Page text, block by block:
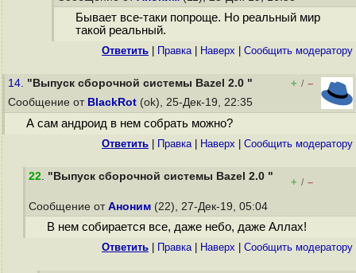
Бывает все-таки попроще. Но реальный мир
такой реальный.
Ответить Правка| Наверх Cообщить модератору
14. "Выпуск сборочной системы Bazel 2.0 " + / –
Сообщение от BlackRot (ok), 25-Дек-19, 22:35
А сам андроид в нем собрать можно?
Ответить Правка| Наверх Cообщить модератору
22. "Выпуск сборочной системы Bazel 2.0 " + / –
Сообщение от Аноним (22), 27-Дек-19, 05:04
В нем собирается все, даже небо, даже Аллах!
Ответить Правка| Наверх Cообщить модератору